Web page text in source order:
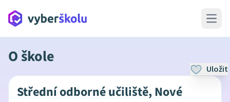
Open
O škole
Uložit
Střední odborné učiliště, Nové